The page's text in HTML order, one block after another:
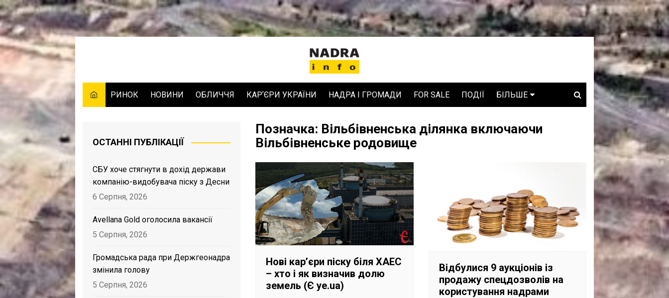
Skip
to
РИНОК НОВИНИ ОБЛИЧЧЯ КАРʼЄРИ УКРАЇНИ НАДРА І ГРОМАДИ FOR SALE ПОДІЇ БІЛЬШЕ
ЗРОБЛЕНО В УКРАЇНІ
ГОВОРЯТЬ КОМПАНІЇ
КОНФЛІКТНІ НАДРА
САНКЦІЙНІ НАДРА
TECHNO
CRITICAL MINERALS
Позначка: Вільбівненська ділянка включаючи
Вільбівненське родовище
Нові кар’єри піску біля ХАЕС
– хто і як визначив долю
земель (Є ye.ua)
Відбулися 9 аукціонів із
продажу спецдозволів на
користування надрами
ОСТАННІ ПУБЛІКАЦІЇ
СБУ хоче стягнути в дохід держави
компанію-видобувача піску з Десни
6 Серпня, 2026
Avellana Gold оголосила вакансії
5 Серпня, 2026
Громадська рада при Держгеонадра
змінила голову
5 Серпня, 2026